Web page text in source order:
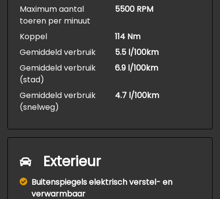
Maximum aantal
toeren per minuut
5500 RPM
Koppel
114 Nm
Gemiddeld verbruik
5.5 l/100km
Gemiddeld verbruik
(stad)
6.9 l/100km
Gemiddeld verbruik
(snelweg)
4.7 l/100km
Exterieur
Buitenspiegels elektrisch verstel- en
verwarmbaar